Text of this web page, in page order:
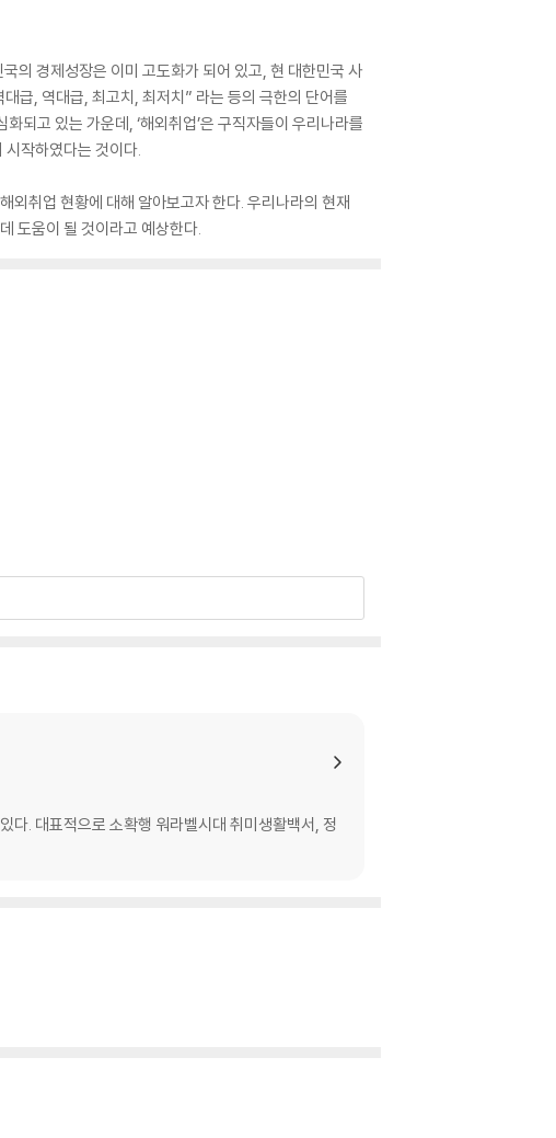
의 경제성장은 이미 고도화가 되어 있고, 현 대한민국 사
급, 역대급, 최고치, 최저치” 라는 등의 극한의 단어를
되고 있는 가운데, ‘해외취업’은 구직자들이 우리나라를
작하였다는 것이다.
외취업 현황에 대해 알아보고자 한다. 우리나라의 현재
도움이 될 것이라고 예상한다.
다. 대표적으로 소확행 워라벨시대 취미생활백서, 정